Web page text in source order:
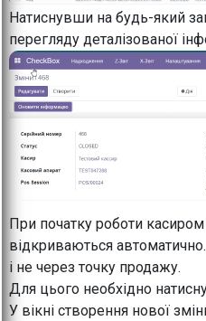
Натиснувши на будь-який
перегляду деталізованої
При початку роботи
відкриваються
і не через точку продажу.
Для цього необхідно
У вікні створення нової